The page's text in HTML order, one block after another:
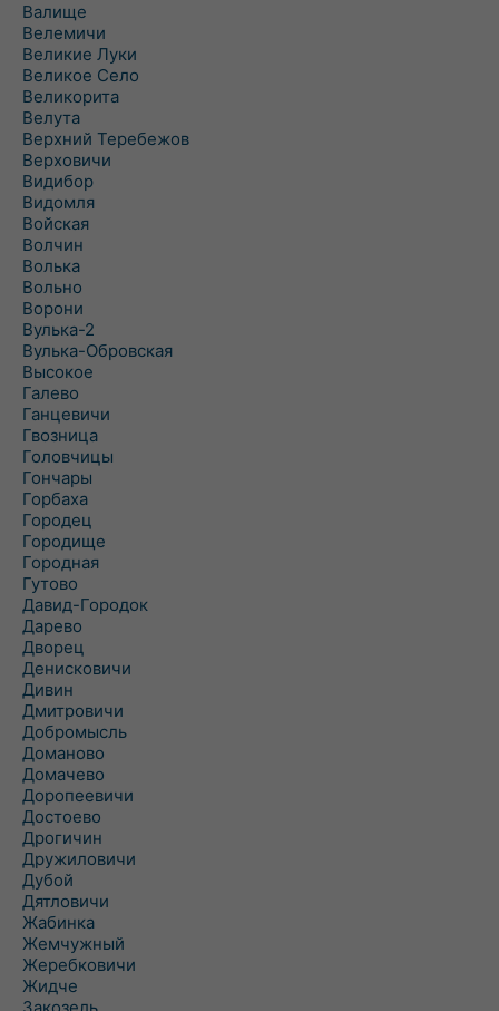
Валище
Велемичи
Великие Луки
Великое Село
Великорита
Велута
Верхний Теребежов
Верховичи
Видибор
Видомля
Войская
Волчин
Волька
Вольно
Ворони
Вулька-2
Вулька-Обровская
Высокое
Галево
Ганцевичи
Гвозница
Головчицы
Гончары
Горбаха
Городец
Городище
Городная
Гутово
Давид-Городок
Дарево
Дворец
Денисковичи
Дивин
Дмитровичи
Добромысль
Доманово
Домачево
Доропеевичи
Достоево
Дрогичин
Дружиловичи
Дубой
Дятловичи
Жабинка
Жемчужный
Жеребковичи
Жидче